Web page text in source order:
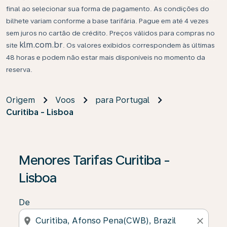
final ao selecionar sua forma de pagamento. As condições do
bilhete variam conforme a base tarifária. Pague em até 4 vezes
sem juros no cartão de crédito. Preços válidos para compras no
site klm.com.br . Os valores exibidos correspondem às últimas
48 horas e podem não estar mais disponíveis no momento da
reserva.
Origem Voos
para Portugal
Curitiba - Lisboa
Menores Tarifas Curitiba -
Lisboa
De
location_on close